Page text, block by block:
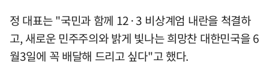
정 대표는 "국민과 함께 12·3 비상계엄 내란을 척결하
고, 새로운 민주주의와 밝게 빛나는 희망찬 대한민국을 6
월3일에 꼭 배달해 드리고 싶다"고 했다.